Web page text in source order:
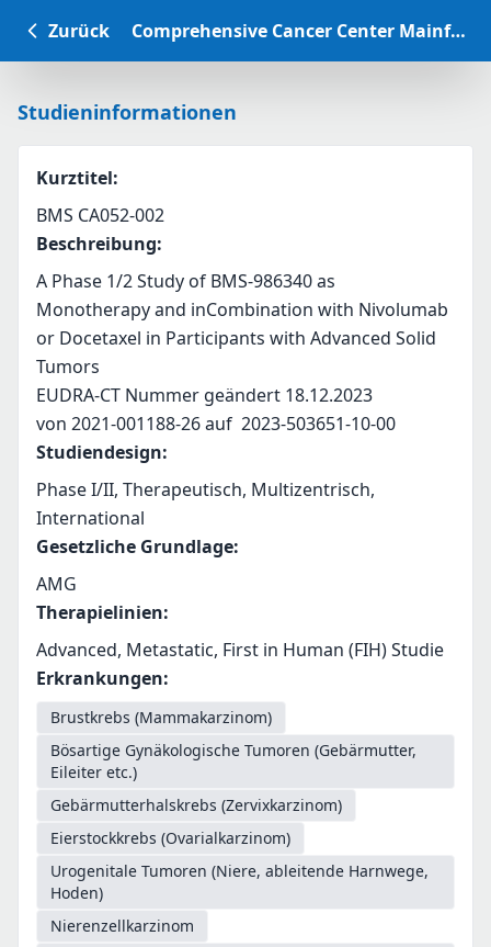
Zurück Comprehensive Cancer Center Mainfranken Studiendatenbank
Studieninformationen
Kurztitel:
BMS CA052-002
Beschreibung:
A Phase 1/2 Study of BMS-986340 as
Monotherapy and inCombination with Nivolumab
or Docetaxel in Participants with Advanced Solid
Tumors
EUDRA-CT Nummer geändert 18.12.2023
von 2021-001188-26 auf  2023-503651-10-00
Studiendesign:
Phase I/II, Therapeutisch, Multizentrisch,
International
Gesetzliche Grundlage:
AMG
Therapielinien:
Advanced, Metastatic, First in Human (FIH) Studie
Erkrankungen:
Brustkrebs (Mammakarzinom)
Bösartige Gynäkologische Tumoren (Gebärmutter,
Eileiter etc.)
Gebärmutterhalskrebs (Zervixkarzinom)
Eierstockkrebs (Ovarialkarzinom)
Urogenitale Tumoren (Niere, ableitende Harnwege,
Hoden)
Nierenzellkarzinom